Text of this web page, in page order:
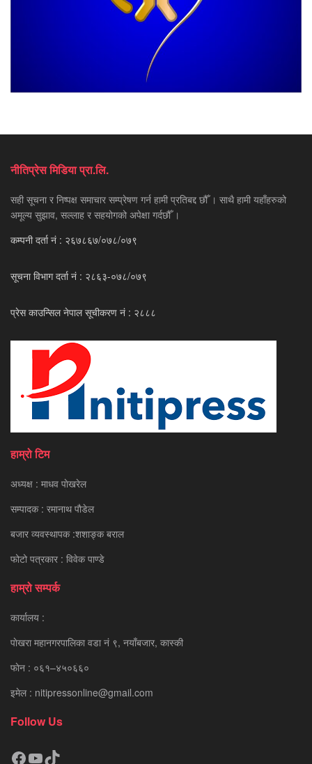
नीतिप्रेस मिडिया प्रा.लि.
सही सूचना र निष्पक्ष समाचार सम्प्रेषण गर्न हामी प्रतिबद्द छौँ । साथै हामी यहाँहरुको
अमूल्य सुझाव, सल्लाह र सहयोगको अपेक्षा गर्दछौँ ।
कम्पनी दर्ता नं : २६७८६७/०७८/०७९
सूचना विभाग दर्ता नं : २८६३-०७८/०७९
प्रेस काउन्सिल नेपाल सूचीकरण नं : २८८८
हाम्रो टिम
अध्यक्ष : माधव पाेखरेल
सम्पादक : रमानाथ पाैडेल
बजार व्यवस्थापक :शशाङ्क बराल
फोटो पत्रकार : विवेक पाण्डे
हाम्रो सम्पर्क
कार्यालय :
पाेखरा महानगरपालिका वडा नं ९, नयाँबजार, कास्की
फाेन : ०६१–४५०६६०
इमेल : nitipressonline@gmail.com
Follow Us
Facebook
YouTube
TikTok